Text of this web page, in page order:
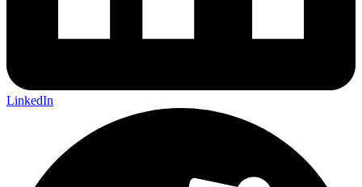
LinkedIn